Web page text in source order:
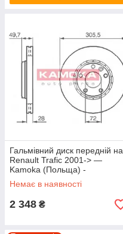
Гальмівний диск передній на
Renault Trafic 2001-> —
Kamoka (Польща) -
KAMJ1032408
Немає в наявності
2 348 ₴